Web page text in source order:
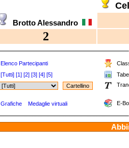
Brotto Alessandro
2
Elenco Partecipanti
[Tutti] [1] [2] [3] [4] [5]
Grafiche Medaglie virtuali E-